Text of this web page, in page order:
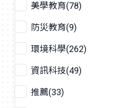
美學教育(78)
防災教育(9)
環境科學(262)
資訊科技(49)
推薦(33)